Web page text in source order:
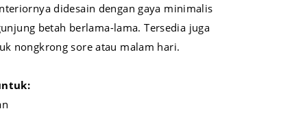
didesain dengan gaya minimalis
betah berlama-lama. Tersedia juga
nongkrong sore atau malam hari.